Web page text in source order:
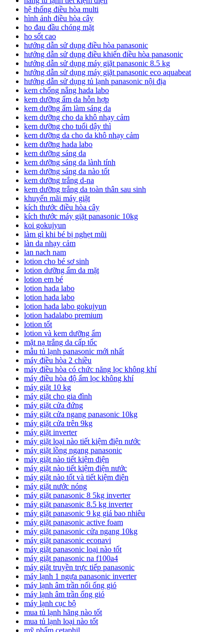
hệ thống điều hòa multi
hình ảnh điều hòa cây
ho đau đầu chóng mặt
ho sốt cao
hướng dẫn sử dụng điều hòa panasonic
hướng dẫn sử dụng điều khiển điều hòa panasonic
hướng dẫn sử dụng máy giặt panasonic 8.5 kg
hướng dẫn sử dụng máy giặt panasonic eco aquabeat
hướng dẫn sử dụng tủ lạnh panasonic nội địa
kem chống nắng hada labo
kem dưỡng ẩm da hỗn hợp
kem dưỡng ẩm làm sáng da
kem dưỡng cho da khô nhạy cảm
kem dưỡng cho tuổi dậy thì
kem dưỡng da cho da khô nhạy cảm
kem dưỡng hada labo
kem dưỡng sáng da
kem dưỡng sáng da lành tính
kem dưỡng sáng da nào tốt
kem dưỡng trắng d-na
kem dưỡng trắng da toàn thân sau sinh
khuyến mãi máy giặt
kích thước điều hòa cây
kích thước máy giặt panasonic 10kg
koi gokujyun
làm gì khi bé bị nghẹt mũi
làn da nhạy cảm
lan nach nam
lotion cho bé sơ sinh
lotion dưỡng ẩm da mặt
lotion em bé
lotion hada labo
lotion hada labo
lotion hada labo gokujyun
lotion hadalabo premium
lotion tốt
lotion và kem dưỡng ẩm
mặt nạ trắng da cấp tốc
mẫu tủ lạnh panasonic mới nhất
máy điều hòa 2 chiều
máy điều hòa có chức năng lọc không khí
máy điều hòa độ ẩm lọc không khí
máy giặt 10 kg
máy giặt cho gia đình
máy giặt cửa đứng
máy giặt cửa ngang panasonic 10kg
máy giặt cửa trên 9kg
máy giặt inverter
máy giặt loại nào tiết kiệm điện nước
máy giặt lồng ngang panasonic
máy giặt nào tiết kiệm điện
máy giặt nào tiết kiệm điện nước
máy giặt nào tốt và tiết kiệm điện
máy giặt nước nóng
máy giặt panasonic 8 5kg inverter
máy giặt panasonic 8.5 kg inverter
máy giặt panasonic 9 kg giá bao nhiêu
máy giặt panasonic active foam
máy giặt panasonic cửa ngang 10kg
máy giặt panasonic econavi
máy giặt panasonic loại nào tốt
máy giặt panasonic na f100a4
máy giặt truyền trực tiếp panasonic
máy lạnh 1 ngựa panasonic inverter
máy lạnh âm trần nối ống gió
máy lạnh âm trần ống gió
máy lạnh cục bộ
mua tủ lạnh hãng nào tốt
mua tủ lạnh loại nào tốt
mỹ phẩm cetaphil